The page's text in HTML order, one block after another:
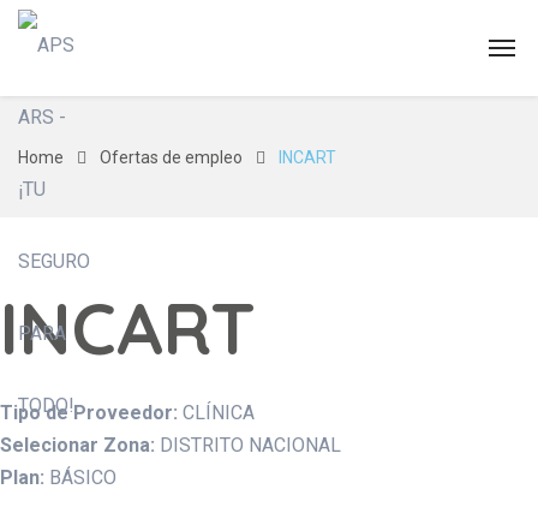
Home Ofertas de empleo INCART
INCART
Tipo de Proveedor: CLÍNICA
Selecionar Zona: DISTRITO NACIONAL
Plan: BÁSICO